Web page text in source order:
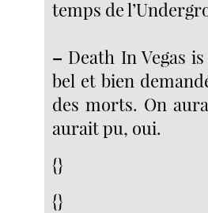
temps de
– Death In Vegas is
bel et bien
des morts. On
aurait pu, oui.
{}
{}